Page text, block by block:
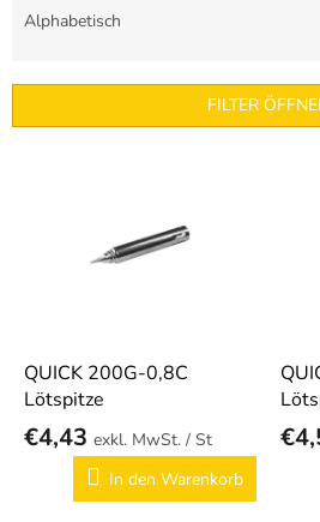
d
s
Alphabetisch
FILTER
PQUICK 200G-0,8C
Lötspitze
€4,43
/ St
In den Warenkorb